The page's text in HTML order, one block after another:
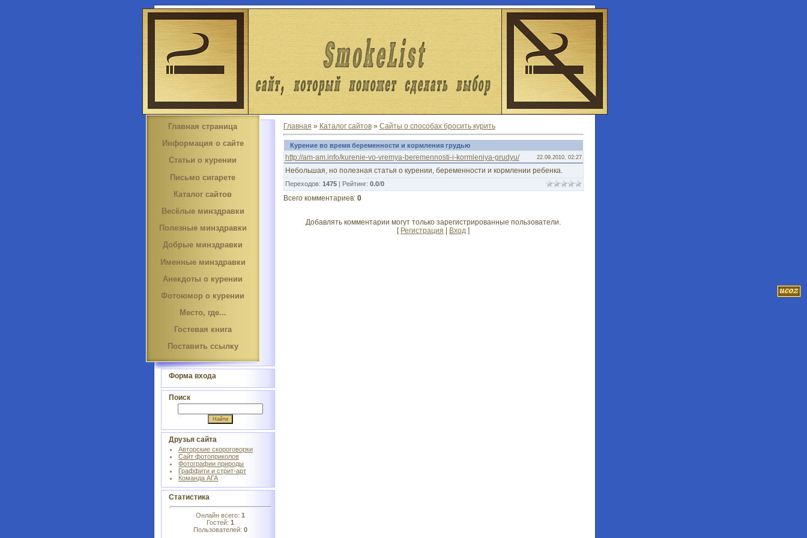
Главная страница
Информация о сайте
Статьи о курении
Письмо сигарете
Каталог сайтов
Весёлые минздравки
Полезные минздравки
Добрые минздравки
Именные минздравки
Анекдоты о курении
Фотоюмор о курении
Место, где...
Гостевая книга
Поставить ссылку
Форма входа
Поиск
Друзья сайта
Авторские скороговорки
Сайт фотоприколов
Фотографии природы
Граффити и стрит-арт
Команда АГА
Статистика
Онлайн всего: 1
Гостей: 1
Пользователей: 0
Главная » Каталог сайтов» Сайты о способах бросить курить
Курение во время беременности и кормления грудью
http://am-am.info/kurenie-vo-vremya-beremennosti-i-kormleniya-grudyu/ 22.09.2010, 02:27
Небольшая, но полезная статья о курении, беременности и кормлении ребенка.
Переходов: 1475| Рейтинг: 0.0/0
Всего комментариев: 0
Добавлять комментарии могут только зарегистрированные пользователи.
[ Регистрация Вход ]